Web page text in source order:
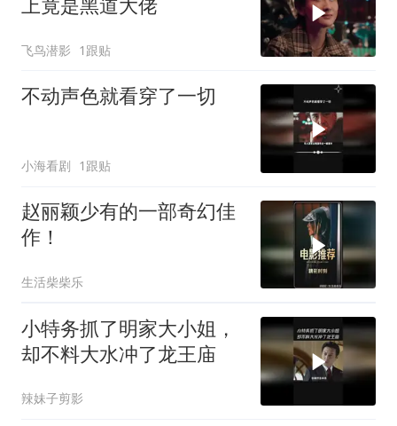
飞鸟潜影 1跟贴
不动声色就看穿了一切
小海看剧 1跟贴
赵丽颖少有的一部奇幻佳
作！
生活柴柴乐
小特务抓了明家大小姐，
却不料大水冲了龙王庙
辣妹子剪影